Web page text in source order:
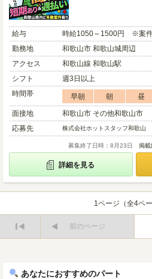
給与
時給1050～1500円 ※案
勤務地
和歌山市 和歌山城周辺
アクセス
和歌山線 和歌山駅
シフト
週3日以上
時間帯
早朝 朝 昼
面接地
和歌山市 その他和歌山市
応募先
株式会社ホットスタッフ和歌山
募集終了日時：8月23日 掲載
詳細を見る
1ページ（全4ペー
前のページ
あなたにおすすめのパート